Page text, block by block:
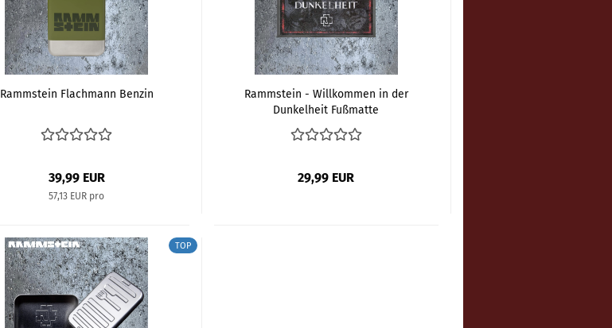
Rammstein Flachmann Benzin
39,99 EUR
57,13 EUR pro
Rammstein - Willkommen in der
Dunkelheit Fußmatte
29,99 EUR
TOP